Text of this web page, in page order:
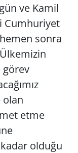
ve Kamil
Cumhuriyet
sonra
görev
olan
etme
olduğu